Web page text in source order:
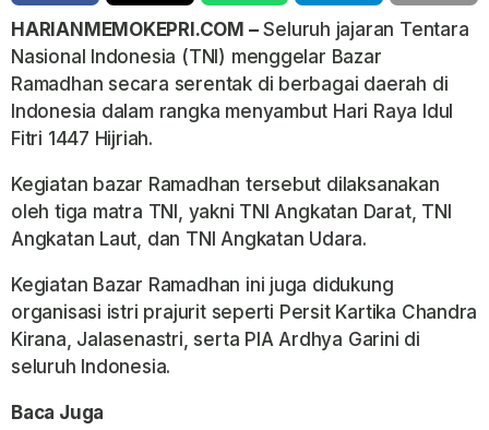
HARIANMEMOKEPRI.COM –Seluruh jajaran Tentara
Nasional Indonesia (TNI) menggelar Bazar
Ramadhan secara serentak di berbagai daerah di
Indonesia dalam rangka menyambut Hari Raya Idul
Fitri 1447 Hijriah.
Kegiatan bazar Ramadhan tersebut dilaksanakan
oleh tiga matra TNI, yakni TNI Angkatan Darat, TNI
Angkatan Laut, dan TNI Angkatan Udara.
Kegiatan Bazar Ramadhan ini juga didukung
organisasi istri prajurit seperti Persit Kartika Chandra
Kirana, Jalasenastri, serta PIA Ardhya Garini di
seluruh Indonesia.
Baca Juga